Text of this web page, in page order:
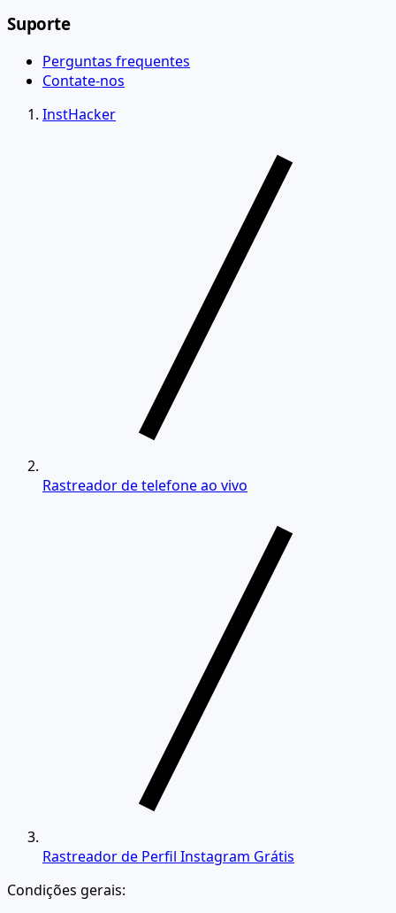
Suporte
Perguntas frequentes
Contate-nos
InstHacker
Rastreador de telefone ao vivo
Rastreador de Perfil Instagram Grátis
Condições gerais: